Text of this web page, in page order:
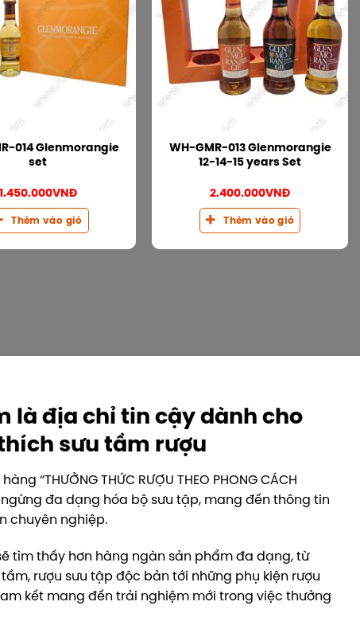
014 Glenmorangie
set
1.450.000VNĐ
Thêm vào giỏ
WH-GMR-013 Glenmorangie
12-14-15 years Set
2.400.000VNĐ
Thêm vào giỏ
là địa chỉ tin cậy dành cho
sưu tầm rượu
“THƯỞNG THỨC RƯỢU THEO PHONG CÁCH
ngừng đa dạng hóa bộ sưu tập, mang đến thông tin
chuyên nghiệp.
tìm thấy hơn hàng ngàn sản phẩm đa dạng, từ
rượu sưu tập độc bản tới những phụ kiện rượu
kết mang đến trải nghiệm mới trong việc thưởng